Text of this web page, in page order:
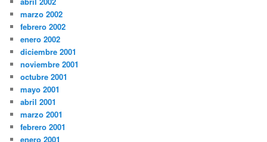
marzo 2002
febrero 2002
enero 2002
diciembre 2001
noviembre 2001
octubre 2001
mayo 2001
abril 2001
marzo 2001
febrero 2001
enero 2001